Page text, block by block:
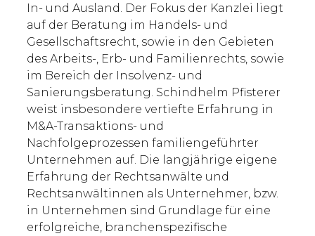
In- und Ausland. Der Fokus der Kanzlei liegt
auf der Beratung im Handels- und
Gesellschaftsrecht, sowie in den Gebieten
des Arbeits-, Erb- und Familienrechts, sowie
im Bereich der Insolvenz- und
Sanierungsberatung. Schindhelm Pfisterer
weist insbesondere vertiefte Erfahrung in
M&A-Transaktions- und
Nachfolgeprozessen familiengeführter
Unternehmen auf. Die langjährige eigene
Erfahrung der Rechtsanwälte und
Rechtsanwältinnen als Unternehmer, bzw.
in Unternehmen sind Grundlage für eine
erfolgreiche, branchenspezifische